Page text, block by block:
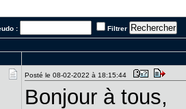
: Filtrer
Posté le 08-02-2022 à 18:15:44
Bonjour à tous,